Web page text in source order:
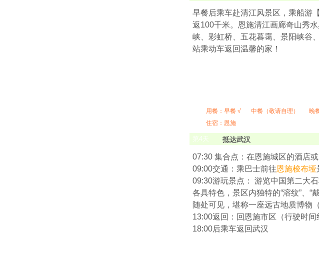
早餐后乘车赴清江风景区，乘船游【
返100千米。恩施清江画廊奇山秀
峡、彩虹桥、五花暮霭、景阳峡谷
站乘动车返回温馨的家！
用餐： 早餐 √ 中餐（敬请自理）
晚
住宿：恩施
第4天 抵达武汉
07:30 集合点：在恩施城区的酒店
09:00交通：乘巴士前往恩施梭布垭
09:30游玩景点： 游览中国第二大
各具特色，景区内独特的“溶纹”、
随处可见，堪称一座远古地质博物
13:00返回：回恩施市区（行驶时间
18:00后乘车返回武汉